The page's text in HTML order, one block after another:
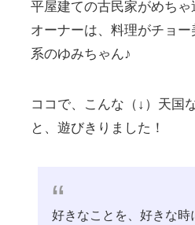
平屋建ての古民家がめち
オーナーは、料理がチョ
系のゆみちゃん♪
ココで、こんな（↓）天国
と、遊びきりました！
好きなことを、好きな時